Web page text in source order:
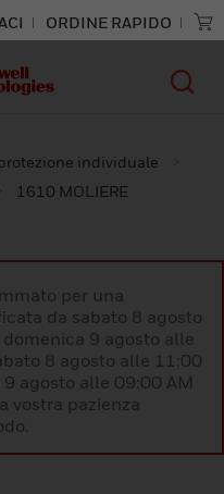
ORDINE RAPIDO
individuale
1610 MOLIERE
per una
da sabato 8 agosto
9 agosto alle
8 agosto alle 11:00
agosto alle 09:00 AM
vostra pazienza